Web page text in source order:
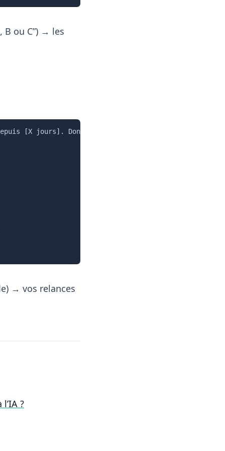
B ou C”) → les
depuis [X jours]. Données : [centres d’intérêt].
Copier
→ vos relances
?